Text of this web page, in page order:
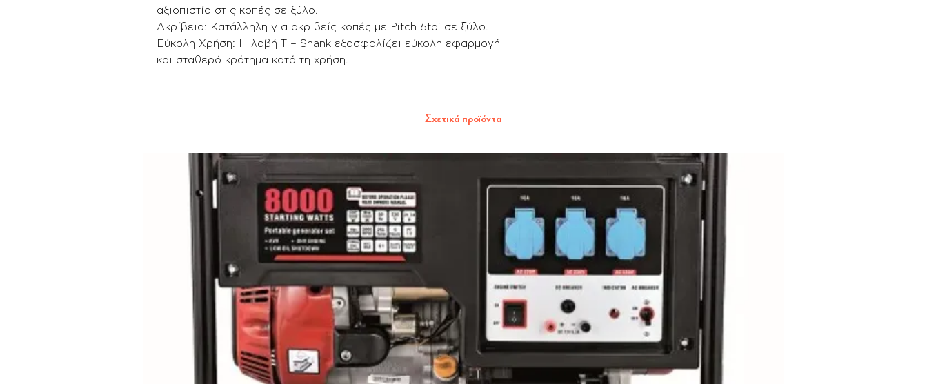
αξιοπιστία στις κοπές σε ξύλο.
Ακρίβεια: Κατάλληλη για ακριβείς κοπές με Pitch 6tpi σε ξύλο.
Εύκολη Χρήση: Η λαβή T – Shank εξασφαλίζει εύκολη εφαρμογή
και σταθερό κράτημα κατά τη χρήση.
Σχετικά προϊόντα